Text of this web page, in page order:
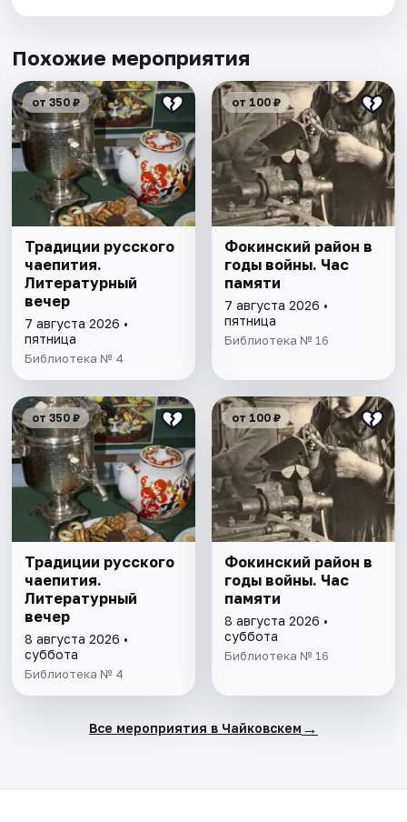
Похожие мероприятия
от 350 ₽
Традиции русского
чаепития.
Литературный
вечер
7 августа 2026 •
пятница
Библиотека № 4
от 100 ₽
Фокинский район в
годы войны. Час
памяти
7 августа 2026 •
пятница
Библиотека № 16
от 350 ₽
Традиции русского
чаепития.
Литературный
вечер
8 августа 2026 •
суббота
Библиотека № 4
от 100 ₽
Фокинский район в
годы войны. Час
памяти
8 августа 2026 •
суббота
Библиотека № 16
Все мероприятия в Чайковскем →